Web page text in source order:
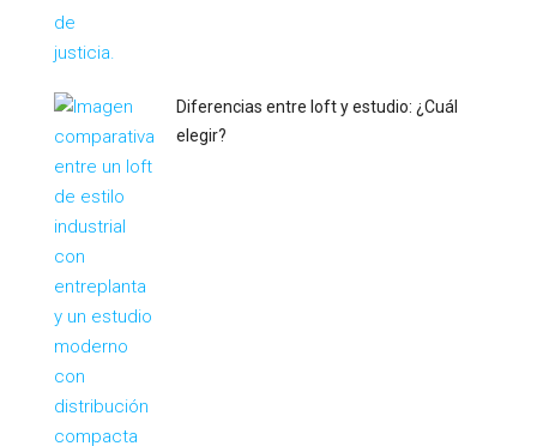
Diferencias entre loft y estudio: ¿Cuál
elegir?